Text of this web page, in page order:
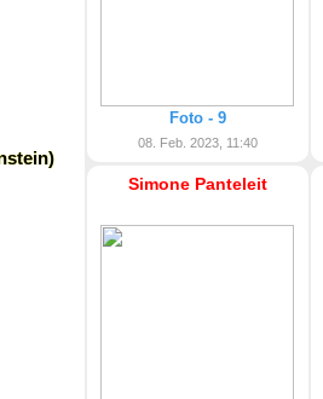
Foto - 9
08. Feb. 2023, 11:40
Simone Panteleit